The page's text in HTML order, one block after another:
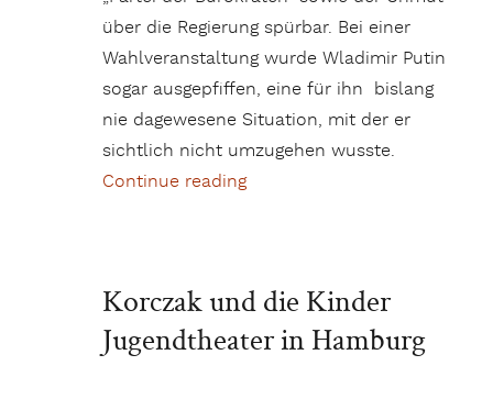
über die Regierung spürbar. Bei einer
Wahlveranstaltung wurde Wladimir Putin
sogar ausgepfiffen, eine für ihn bislang
nie dagewesene Situation, mit der er
sichtlich nicht umzugehen wusste.
Continue reading„Russen fürchten Stillstand“
Korczak und die Kinder
Jugendtheater in Hamburg